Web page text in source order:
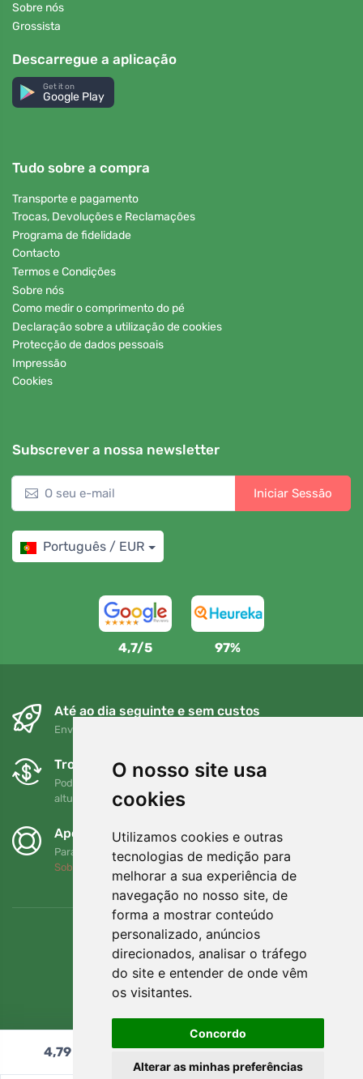
O nosso site usa
cookies
Utilizamos cookies e outras
tecnologias de medição para
melhorar a sua experiência de
navegação no nosso site, de
forma a mostrar conteúdo
personalizado, anúncios
direcionados, analisar o tráfego
do site e entender de onde vêm
os visitantes.
Concordo
Alterar as minhas preferências
Sobre nós
Grossista
Descarregue a aplicação
Get it on
Google Play
Tudo sobre a compra
Transporte e pagamento
Trocas, Devoluções e Reclamações
Programa de fidelidade
Contacto
Termos e Condições
Sobre nós
Como medir o comprimento do pé
Declaração sobre a utilização de cookies
Protecção de dados pessoais
Impressão
Cookies
Subscrever a nossa newsletter
Iniciar Sessão
Português / EUR
4,7/5 97%
Até ao dia seguinte e sem custos
Envio gratuito para encomendas superiores a 80 EUR
Trocas e devoluções gratuitas
Pode devolver ou trocar a sua encomenda em qualquer
altura no prazo de 90 dias
Apoiamos a Trees.org
Para cada encomenda plantamos uma árvore! Leia mais
Sobre nós
4,79€ Adicionar ao carrinho